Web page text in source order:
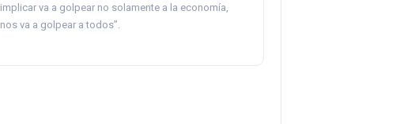
implicar va a golpear no solamente a la economía,
nos va a golpear a todos”.